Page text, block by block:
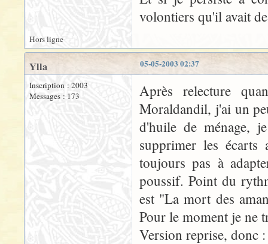
volontiers qu'il avait
Hors ligne
05-05-2003 02:37
Ylla
Inscription : 2003
Messages : 173
Après relecture
Moraldandil, j'ai un
d'huile de ménage,
supprimer les
toujours pas à
poussif. Point du
est "La mort des
Pour le moment je ne
Version reprise, donc :